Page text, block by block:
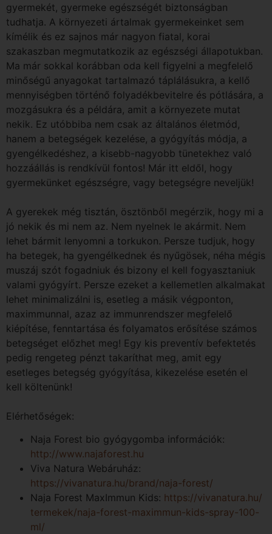
gyermekét, gyermeke egészségét biztonságban
tudhatja. A környezeti ártalmak gyermekeinket sem
kímélik és ez sajnos már nagyon fiatal, korai
szakaszban megmutatkozik az egészségi állapotukban.
Ma már sokkal korábban oda kell figyelni a megfelelő
minőségű anyagokat tartalmazó táplálásukra, a kellő
mennyiségben történő folyadékbevitelre és pótlására, a
mozgásukra és a példára, amit a környezete mutat
nekik. Ez utóbbiba nem csak az általános életmód,
hanem a betegségek kezelése, a gyógyítás módja, a
gyengélkedéshez, a kisebb-nagyobb tünetekhez való
hozzáállás is rendkívül fontos! Már itt eldől, hogy
gyermekünket egészségre, vagy betegségre neveljük!
A gyerekek még tisztán, ösztönből megérzik, hogy mi a
jó nekik és mi nem az. Nem nyelnek le akármit. Nem
lehet bármit lenyomni a torkukon. Persze tudjuk, hogy
ha betegek, ha gyengélkednek és nyűgösek, néha mégis
muszáj szót fogadniuk és bizony el kell fogyasztaniuk
valami gyógyírt. Persze ezeket a kellemetlen alkalmakat
lehet minimalizálni is, esetleg a másik végponton,
maximmunnal, azaz az immunrendszer megfelelő
kiépítése, fenntartása és folyamatos erősítése számos
betegséget előzhet meg! Egy kis preventív befektetés
pedig rengeteg pénzt takaríthat meg, amit egy
esetleges betegség gyógyítása, kikezelése esetén el
kell költenünk!
Elérhetőségek:
Naja Forest bio gyógygomba információk:
http://www.najaforest.hu
Viva Natura Webáruház:
https://vivanatura.hu/brand/naja-forest/
Naja Forest MaxImmun Kids: https://vivanatura.hu/
termekek/naja-forest-maximmun-kids-spray-100-
ml/